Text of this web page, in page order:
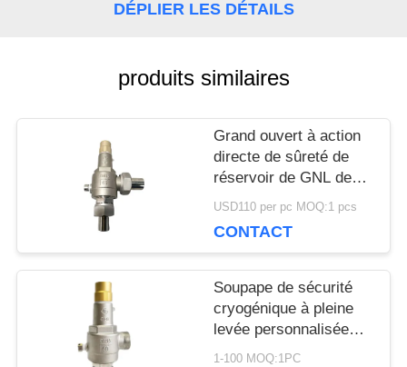
DEMANDEZ
UNE
CITATION
DÉPLIER LES DÉTAILS
produits similaires
Grand ouvert à action
directe de sûreté de
réservoir de GNL de
ressort cryogénique de
DN15
USD110 per pc MOQ:1 pcs
CONTACT
Soupape de sécurité
cryogénique à pleine
levée personnalisée
avec approbation CE /
1-100 MOQ:1PC